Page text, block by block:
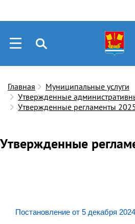
Главная
Муниципальные услуги
Утвержденные
Утвержденные регламенты
Утвержденные
Постановление от 5 декабря